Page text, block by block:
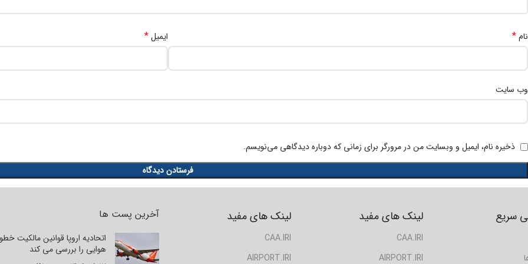
نام* ایمیل*
وب‌ سایت
ذخیره نام، ایمیل و وبسایت من در مرورگر برای زمانی که دوباره دیدگاهی می‌نویسم.
آخرین پست ها
اتحادیه اروپا قوانین مالکیت
هوایی را بررسی می کند
لینک های مفید
CAA.IRI
AIRPORT.IRI
لینک های مفید
CAA.IRI
AIRPORT.IRI
سریع